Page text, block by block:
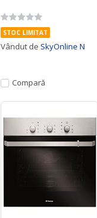
Rating:
0%
STOC LIMITAT
Vândut de SkyOnline N
Compară